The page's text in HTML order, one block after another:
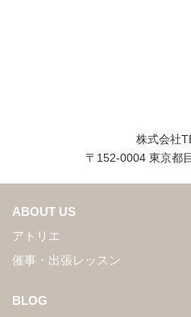
株式会社
〒152-0004 東京都
ABOUT US
アトリエ
催事・出張レッスン
BLOG